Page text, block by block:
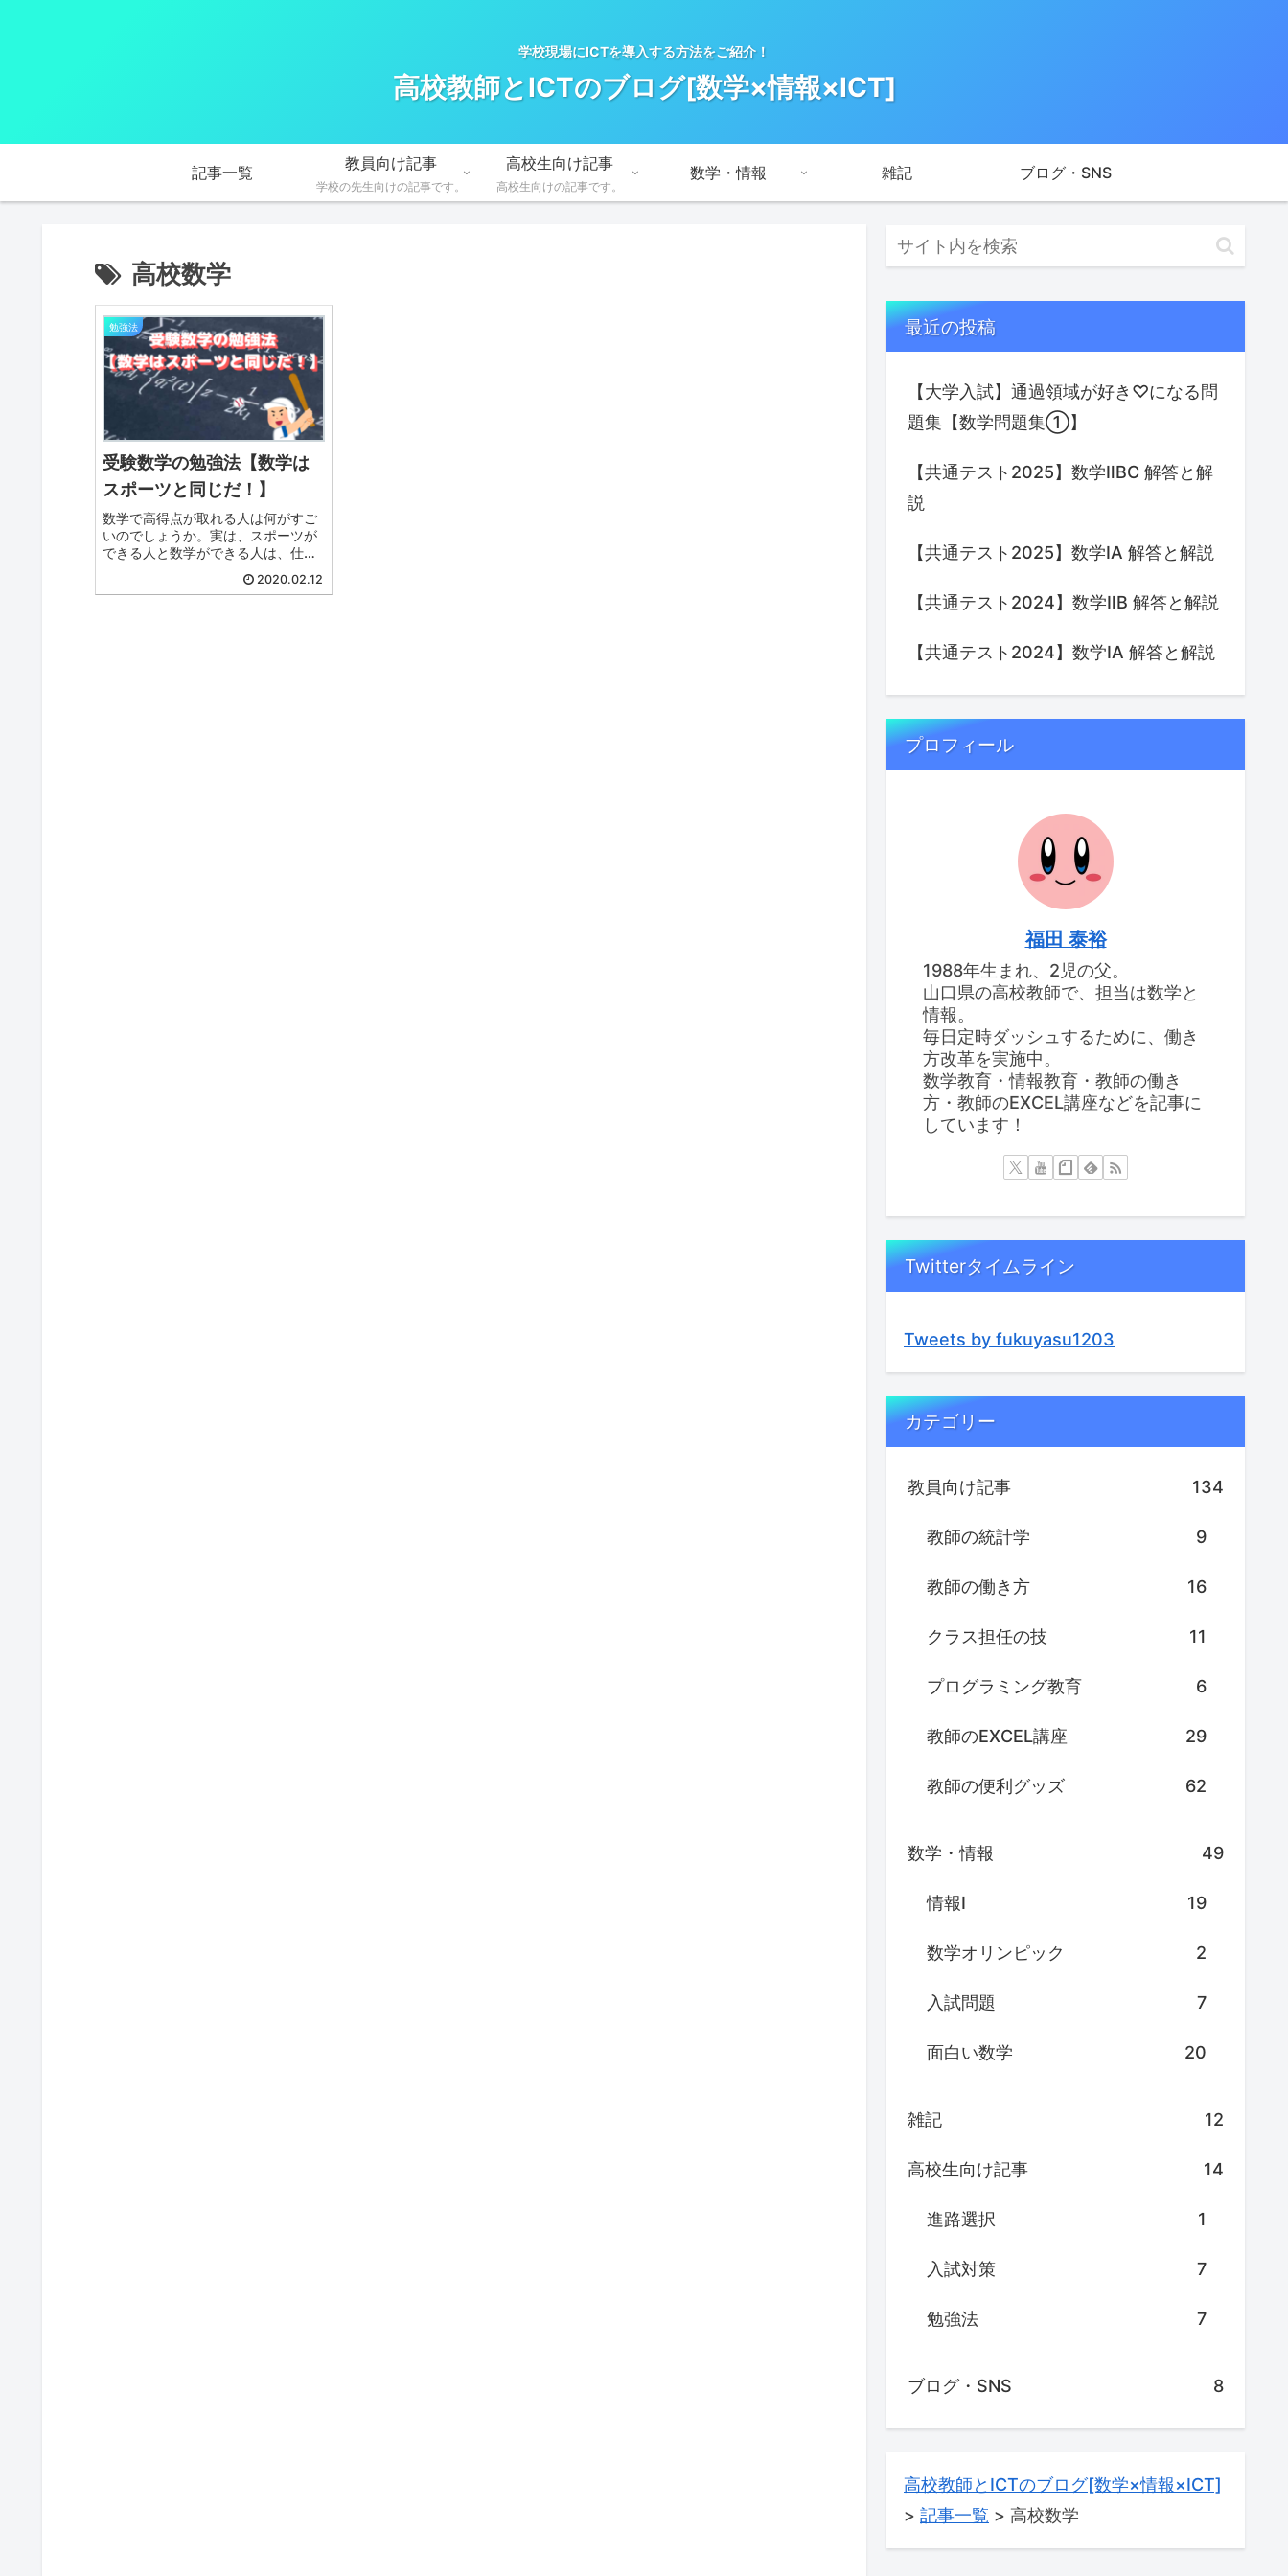
学校現場にICTを導入する方法をご紹介！
高校教師とICTのブログ[数学×情報×ICT]
記事一覧
教員向け記事
学校の先生向けの記事です。
高校生向け記事
高校生向けの記事です。
数学・情報 雑記 ブログ・SNS
高校数学
勉強法
受験数学の勉強法【数学は
スポーツと同じだ！】
数学で高得点が取れる人は何がすご
いのでしょうか。実は、スポーツが
できる人と数学ができる人は、仕組
ば、数学で高得点が取れるようにな
2020.02.12
最近の投稿
【大学入試】通過領域が好き♡になる問
題集【数学問題集①】
【共通テスト2025】数学ⅡBC 解答と解
説
【共通テスト2025】数学IA 解答と解説
【共通テスト2024】数学ⅡB 解答と解説
【共通テスト2024】数学IA 解答と解説
プロフィール
福田 泰裕
1988年生まれ、2児の父。
山口県の高校教師で、担当は数学と
情報。
毎日定時ダッシュするために、働き
方改革を実施中。
数学教育・情報教育・教師の働き
方・教師のEXCEL講座などを記事に
しています！
Twitterタイムライン
Tweets by fukuyasu1203
カテゴリー
教員向け記事 134
教師の統計学 9
教師の働き方 16
クラス担任の技 11
プログラミング教育 6
教師のEXCEL講座 29
教師の便利グッズ 62
数学・情報 49
情報Ⅰ 19
数学オリンピック 2
入試問題 7
面白い数学 20
雑記 12
高校生向け記事 14
進路選択 1
入試対策 7
勉強法 7
ブログ・SNS 8
高校教師とICTのブログ[数学×情報×ICT]
> 記事一覧 > 高校数学